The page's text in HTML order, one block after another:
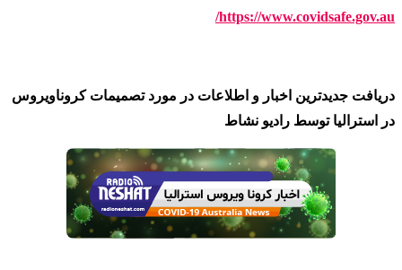
https://www.covidsafe.gov.au/
دریافت جدیدترین اخبار و اطلاعات در مورد تصمیمات کروناویروس
در استرالیا توسط رادیو نشاط